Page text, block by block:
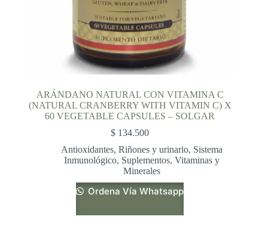
ARÁNDANO NATURAL CON VITAMINA C
(NATURAL CRANBERRY WITH VITAMIN C) X
60 VEGETABLE CAPSULES – SOLGAR
$ 134.500
Antioxidantes,Riñones y urinario, Sistema
Inmunológico, Suplementos,Vitaminas y
Minerales
Ordena Vía Whatsapp